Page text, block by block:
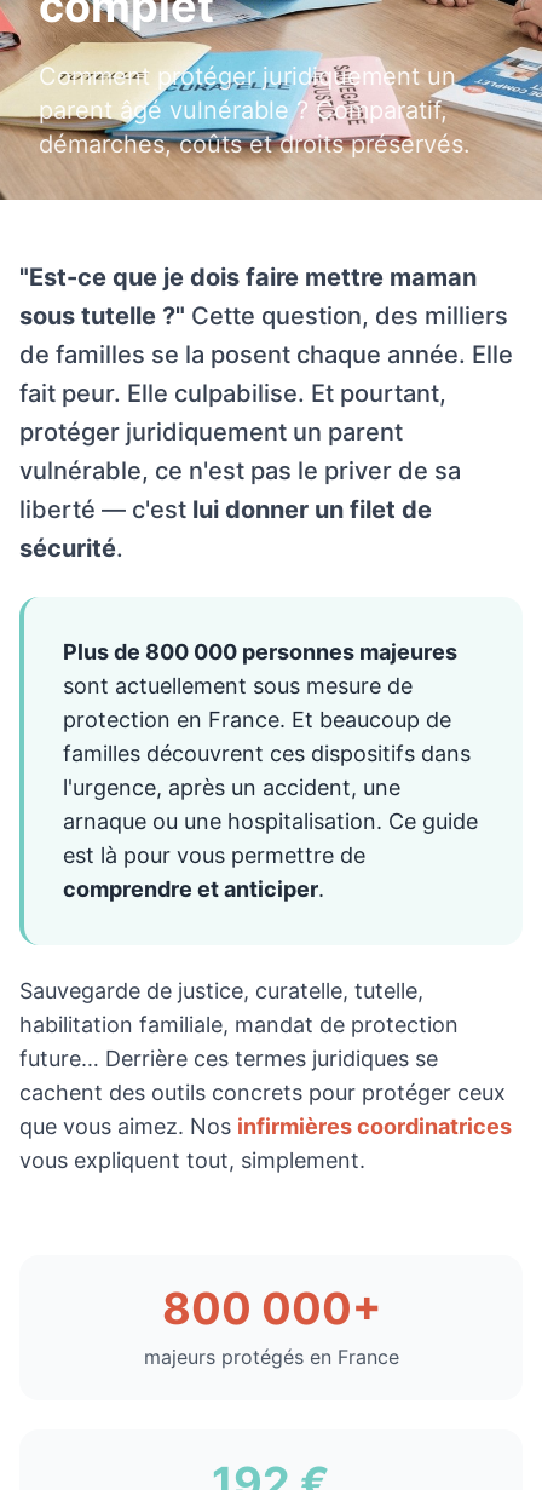
Comment protéger juridiquement un
parent âgé vulnérable ? Comparatif,
démarches, coûts et droits préservés.
"Est-ce que je dois faire mettre maman
sous tutelle ?" Cette question, des milliers
de familles se la posent chaque année. Elle
fait peur. Elle culpabilise. Et pourtant,
protéger juridiquement un parent
vulnérable, ce n'est pas le priver de sa
liberté — c'est lui donner un filet de
sécurité.
Plus de 800 000 personnes majeures
sont actuellement sous mesure de
protection en France. Et beaucoup de
familles découvrent ces dispositifs dans
l'urgence, après un accident, une
arnaque ou une hospitalisation. Ce guide
est là pour vous permettre de
comprendre et anticiper.
Sauvegarde de justice, curatelle, tutelle,
habilitation familiale, mandat de protection
future… Derrière ces termes juridiques se
cachent des outils concrets pour protéger ceux
que vous aimez. Nos infirmières coordinatrices
vous expliquent tout, simplement.
800 000+
majeurs protégés en France